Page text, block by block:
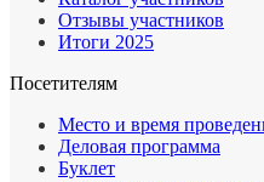
Отзывы участников
Итоги 2025
Посетителям
Место и время
Деловая программа
Буклет